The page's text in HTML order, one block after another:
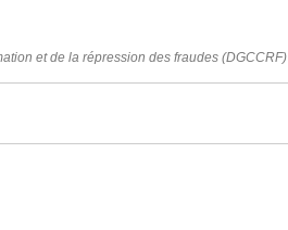
et de la répression des fraudes (DGCCRF)